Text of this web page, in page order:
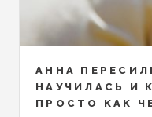
АННА
НАУЧИЛАСЬ И
ПРОСТО КАК